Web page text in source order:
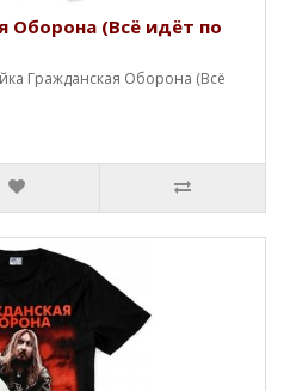
Оборона (Всё идёт по
Гражданская Оборона (Всё